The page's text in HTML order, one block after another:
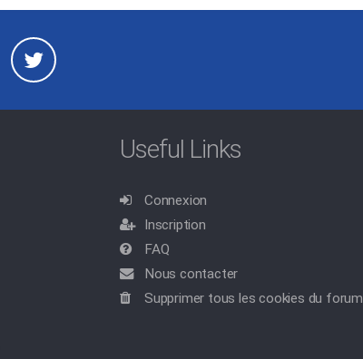
Useful Links
Connexion
Inscription
FAQ
Nous contacter
Supprimer tous les cookies du forum